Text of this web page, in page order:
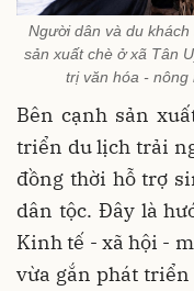
Người dân và du
sản xuất chè ở xã Tân
trị văn hóa - nông
Bên cạnh sản
triển du lịch trải
đồng thời hỗ trợ
dân tộc. Đây là
Kinh tế - xã hội -
vừa gắn phát